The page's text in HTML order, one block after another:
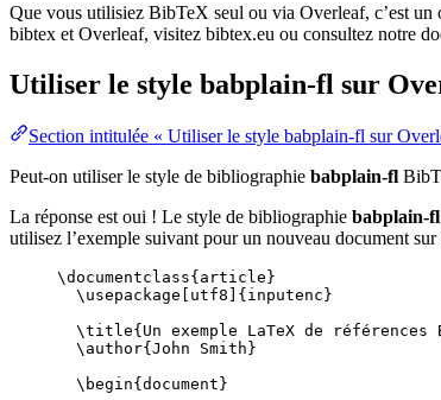
Que vous utilisiez BibTeX seul ou via Overleaf, c’est un
bibtex et Overleaf, visitez bibtex.eu ou consultez notre
Utiliser le style babplain-fl sur
Section intitulée « Utiliser le style babplain-fl sur
Peut-on utiliser le style de bibliographie babplain-fl
La réponse est oui ! Le style de bibliographie babplain-fl
utilisez l’exemple suivant pour un nouveau document
\documentclass{ article }
\usepackage
utf8 ]{ inputenc }
\title{Un exemple LaTeX de
\author{John Smith}
\begin{ document }